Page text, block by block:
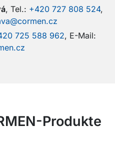
, Tel.: +420 727 808 524,
725 588 962, E-Mail:
Produkte